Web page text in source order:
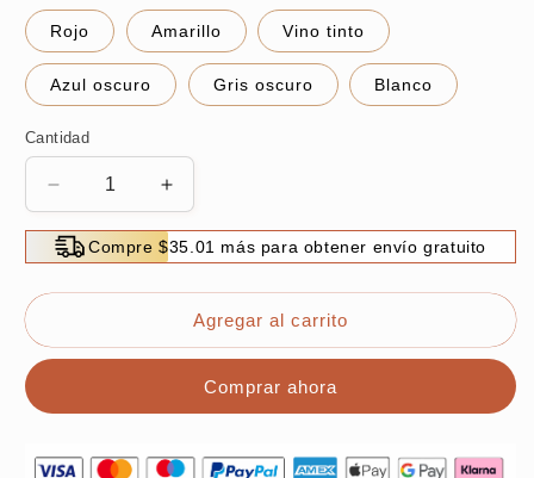
Rojo Amarillo Vino tinto
Azul oscuro Gris oscuro Blanco
Cantidad
Reducir
cantidad
para
Cordón
para
móvil,
para
en
Aumentar
cantidad
para
Cordón
para
teléfono
móvil,
universal
para
en
Compre $35.01 más para obtener envío gratuito
Agregar al carrito
Comprar ahora